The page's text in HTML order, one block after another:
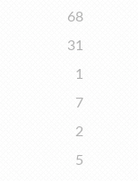
68
31
1
7
2
5